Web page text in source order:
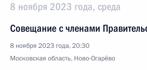
8 ноября 2023 года, среда
Совещание с членами
8 ноября 2023 года, 20:30
Московская область, Ново-Огарёво